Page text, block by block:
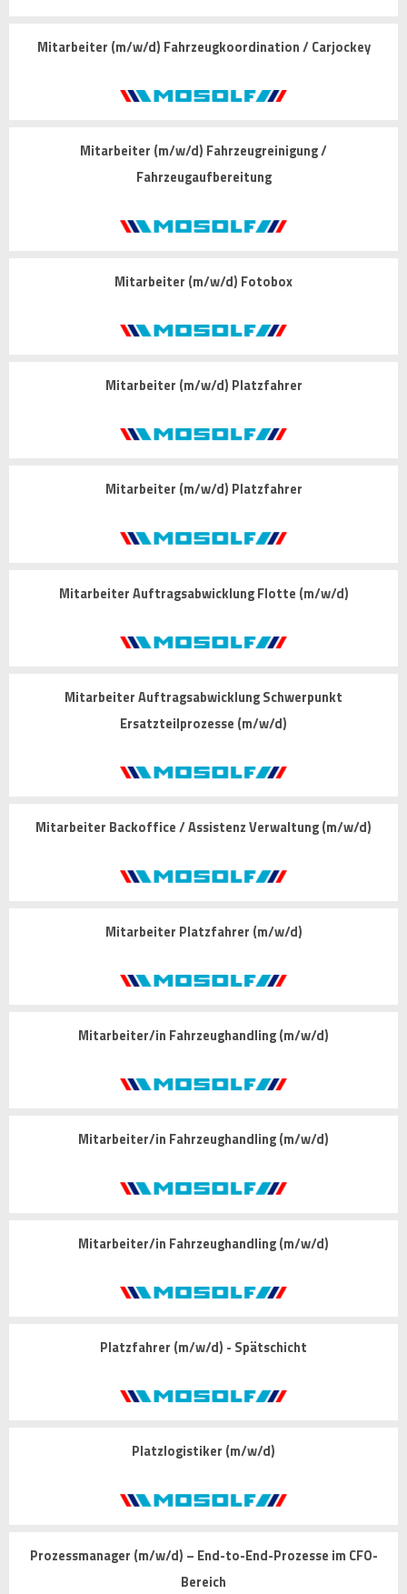
Mitarbeiter (m/w/d) Fahrzeugkoordination / Carjockey
Mitarbeiter (m/w/d) Fahrzeugreinigung /
Fahrzeugaufbereitung
Mitarbeiter (m/w/d) Fotobox
Mitarbeiter (m/w/d) Platzfahrer
Mitarbeiter (m/w/d) Platzfahrer
Mitarbeiter Auftragsabwicklung Flotte (m/w/d)
Mitarbeiter Auftragsabwicklung Schwerpunkt
Ersatzteilprozesse (m/w/d)
Mitarbeiter Backoffice / Assistenz Verwaltung (m/w/d)
Mitarbeiter Platzfahrer (m/w/d)
Mitarbeiter/in Fahrzeughandling (m/w/d)
Mitarbeiter/in Fahrzeughandling (m/w/d)
Mitarbeiter/in Fahrzeughandling (m/w/d)
Platzfahrer (m/w/d) - Spätschicht
Platzlogistiker (m/w/d)
Prozessmanager (m/w/d) – End-to-End-Prozesse im CFO-
Bereich